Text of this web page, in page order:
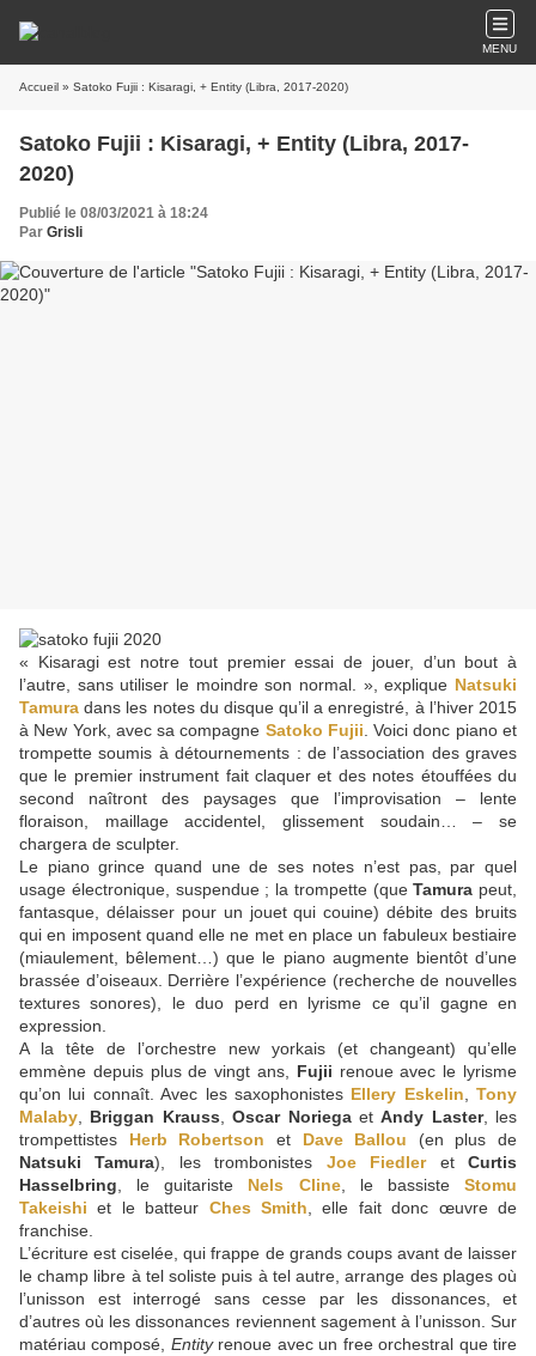
MENU
Accueil » Satoko Fujii : Kisaragi, + Entity (Libra, 2017-2020)
Satoko Fujii : Kisaragi, + Entity (Libra, 2017-
2020)
Publié le 08/03/2021 à 18:24
Par Grisli
« Kisaragi est notre tout premier essai de jouer, d’un bout à
l’autre, sans utiliser le moindre son normal. », explique Natsuki
Tamura dans les notes du disque qu’il a enregistré, à l’hiver 2015
à New York, avec sa compagne Satoko Fujii . Voici donc piano et
trompette soumis à détournements : de l’association des graves
que le premier instrument fait claquer et des notes étouffées du
second naîtront des paysages que l’improvisation – lente
floraison, maillage accidentel, glissement soudain… – se
chargera de sculpter.
Le piano grince quand une de ses notes n’est pas, par quel
usage électronique, suspendue ; la trompette (queTamura peut,
fantasque, délaisser pour un jouet qui couine) débite des bruits
qui en imposent quand elle ne met en place un fabuleux bestiaire
(miaulement, bêlement…) que le piano augmente bientôt d’une
brassée d’oiseaux. Derrière l’expérience (recherche de nouvelles
textures sonores), le duo perd en lyrisme ce qu’il gagne en
expression.
A la tête de l’orchestre new yorkais (et changeant) qu’elle
emmène depuis plus de vingt ans, Fujii renoue avec le lyrisme
qu’on lui connaît. Avec les saxophonistes Ellery Eskelin
Tony
Malaby
Briggan Krauss ,Oscar NoriegaetAndy Laster, les
trompettistes Herb Robertson et Dave Ballou
(en plus de
Natsuki Tamura), les trombonistes Joe Fiedler etCurtis
Hasselbring , le guitariste Nels Cline, le bassisteStomu
Takeishi et le batteur Ches Smith , elle fait donc œuvre de
franchise.
L’écriture est ciselée, qui frappe de grands coups avant de laisser
le champ libre à tel soliste puis à tel autre, arrange des plages où
l’unisson est interrogé sans cesse par les dissonances, et
d’autres où les dissonances reviennent sagement à l’unisson. Sur
matériau composé, Entityrenoue avec un free orchestral que tire